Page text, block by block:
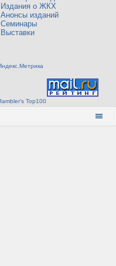
Издания о ЖКХ
Анонсы изданий
Семинары
Выставки